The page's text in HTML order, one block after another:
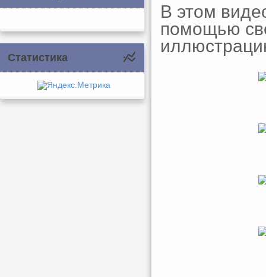
Статистика
В этом
помощью